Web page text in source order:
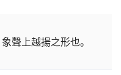
聲上越揚之形也。